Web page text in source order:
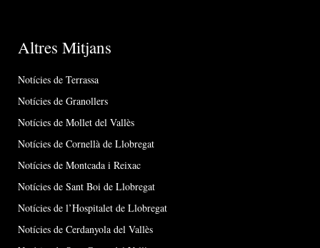
Altres Mitjans
Notícies de Terrassa
Notícies de Granollers
Notícies de Mollet del Vallès
Notícies de Cornellà de Llobregat
Notícies de Montcada i Reixac
Notícies de Sant Boi de Llobregat
Notícies de l’Hospitalet de Llobregat
Notícies de Cerdanyola del Vallès